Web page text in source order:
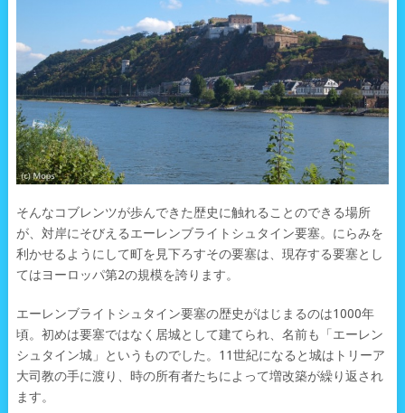
そんなコブレンツが歩んできた歴史に触れることのできる場所
が、対岸にそびえるエーレンブライトシュタイン要塞。にらみを
利かせるようにして町を見下ろすその要塞は、現存する要塞とし
てはヨーロッパ第2の規模を誇ります。
エーレンブライトシュタイン要塞の歴史がはじまるのは1000年
頃。初めは要塞ではなく居城として建てられ、名前も「エーレン
シュタイン城」というものでした。11世紀になると城はトリーア
大司教の手に渡り、時の所有者たちによって増改築が繰り返され
ます。